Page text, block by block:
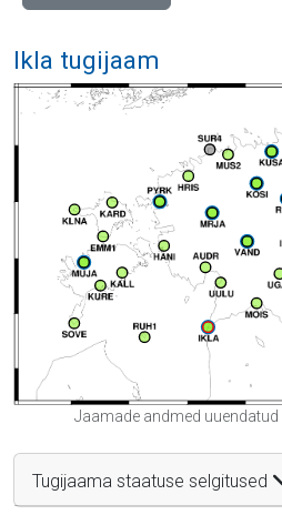
Ikla tugijaam
Jaamade andmed
Tugijaama staatuse selgitused